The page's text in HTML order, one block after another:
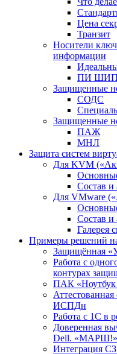
Цена
Транзит
Носители
информации
ПИ
Защищенные
СОДС
Защищенные
ПАЖ
МНЛ
Защита систем
Для KVM
Состав и
Для VMware
Состав и
Галерея
Примеры решений
Защищённая
Работа с
контурах
ПАК «Ноутбук
ИСПДн
Работа с 1С в
Доверенная
Dell. «МАРШ!»
Интеграция